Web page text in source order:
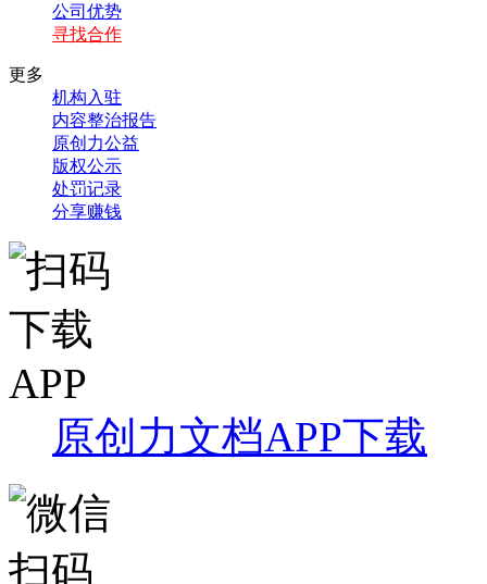
公司优势
寻找合作
更多
机构入驻
内容整治报告
原创力公益
版权公示
处罚记录
分享赚钱
原创力文档APP下载